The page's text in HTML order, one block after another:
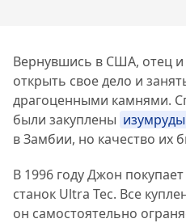
Вернувшись в США, отец
открыть свое дело и
драгоценными камнями.
были закуплены изумруды
в Замбии, но качество их
В 1996 году Джон
станок Ultra Tec. Все
он самостоятельно